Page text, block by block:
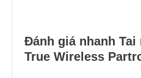
Đánh giá nhanh Tai
True Wireless